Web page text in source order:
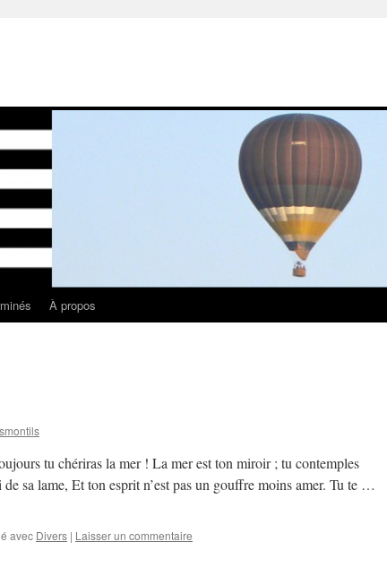
À propos
tu chériras la mer ! La mer est ton miroir ; tu contemples
sa lame, Et ton esprit n’est pas un gouffre moins amer. Tu te …
avec Divers | Laisser un commentaire